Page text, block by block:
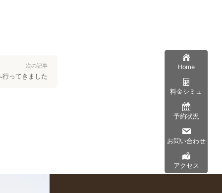
次の記事
行ってきました
Home
料金シミュ
予約状況
お問い合わせ
アクセス